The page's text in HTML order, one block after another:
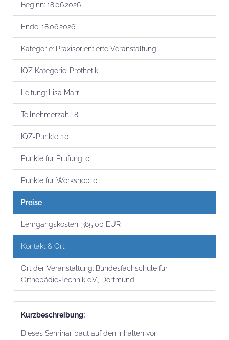
Beginn: 18.06.2026
Ende: 18.06.2026
Kategorie: Praxisorientierte Veranstaltung
IQZ Kategorie: Prothetik
Leitung: Lisa Marr
Teilnehmer­zahl: 8
IQZ-Punkte: 10
Punkte für Prüfung: 0
Punkte für Workshop: 0
Preise
Lehrgangs­kosten: 385,00 EUR
Kontakt & Ort
Ort der Veranstaltung: Bundesfachschule für
Orthopädie-Technik e.V., Dortmund
Kurz­beschrei­bung:
Dieses Seminar baut auf den Inhalten von